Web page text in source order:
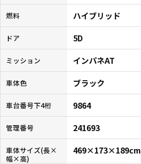
燃料 ハイブリッド
ドア 5D
ミッション インパネAT
車体色 ブラック
車台番号下4桁 9864
管理番号 241693
車体サイズ(長×
幅×高)
469×173×189cm